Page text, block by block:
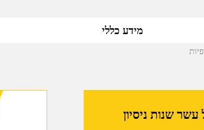
מידע כללי
שנות ניסיון